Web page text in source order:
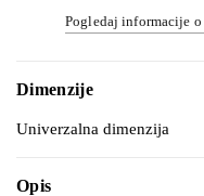
Pogledaj informacije
Dimenzije
Univerzalna dimenzija
Opis